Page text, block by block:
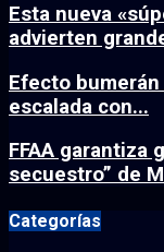
Esta nueva
advierten
Efecto
escalada con...
FFAA garantiza
secuestro” de
Categorías